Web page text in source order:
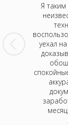
все
- не
Я
уехал